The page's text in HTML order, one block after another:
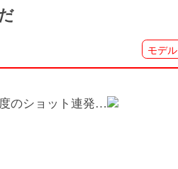
モデル
のショット連発…